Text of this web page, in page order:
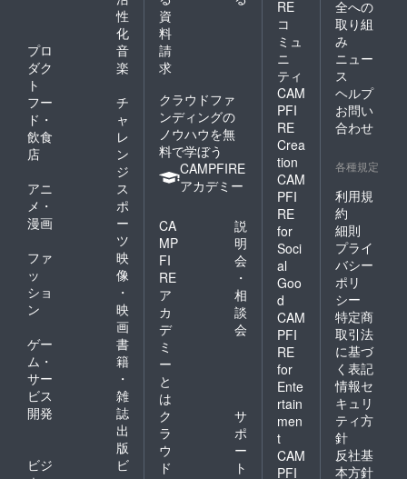
す。コンピュータから送ら
れてきたGPS情報や加速度
情報をテキストファイルで
SDカードに保存します。い
かがでしたか？２年近く続
いたこのプロジェクトです
が、コロナでの休止期間を
乗り越えて残すは打ち上げ
本番のみとなりました。こ
れもひとえにパトロンの皆
様の支えの賜物です！打ち
上げ日が晴れて風が出ない
ことを祈るばかりで
す。。。
性
化
プロ
ダク
ト
音
楽
フー
ド・
飲食
店
チ
ャ
レ
ン
ジ
アニ
メ・
漫画
ス
ポ
ー
ツ
ファ
ッ
ショ
ン
映
像
・
映
画
ゲー
ム・
サー
ビス
開発
書
籍
・
雑
誌
出
版
ビジ
ビ
資
料
請
求
クラウドファ
ンディングの
ノウハウを無
料で学ぼう
CAMPFIRE
アカデミー
CA
MP
FI
RE
ア
カ
デ
ミ
ー
と
は
説
明
会
・
相
談
会
ク
ラ
ウ
ド
サ
ポ
ー
ト
RE
コ
ミュ
ニ
ティ
CAM
PFI
RE
Crea
tion
CAM
PFI
RE
for
Soci
al
Goo
d
CAM
PFI
RE
for
Ente
rtain
men
t
CAM
PFI
全への
取り組
み
ニュー
ス
ヘルプ
お問い
合わせ
各種規定
利用規
約
細則
プライ
バシー
ポリ
シー
特定商
取引法
に基づ
く表記
情報セ
キュリ
ティ方
針
反社基
本方針